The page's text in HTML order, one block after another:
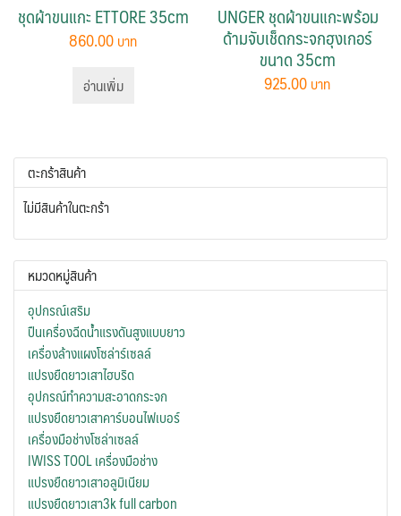
on
the
product
page
ชุดผ้าขนแกะ ETTORE 35cm
860.00
อ่านเพิ่ม
UNGER ชุดผ้าขนแกะพร้อม
ด้ามจับเช็ดกระจกฮุงเกอร์
ขนาด 35cm
925.00
ตะกร้าสินค้า
ไม่มีสินค้าในตะกร้า
หมวดหมู่สินค้า
อุปกรณ์เสริม
ปืนเครื่องฉีดน้ำแรงดันสูงแบบยาว
เครื่องล้างแผงโซล่าร์เซลล์
แปรงยืดยาวเสาไฮบริด
อุปกรณ์ทำความสะอาดกระจก
แปรงยืดยาวเสาคาร์บอนไฟเบอร์
เครื่องมือช่างโซล่าเซลล์
IWISS TOOL เครื่องมือช่าง
แปรงยืดยาวเสาอลูมิเนียม
แปรงยืดยาวเสา3k full carbon